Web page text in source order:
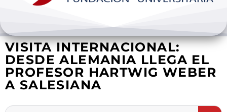
Internacionalización
Investigación
VISITA INTERNACIONAL:
DESDE ALEMANIA LLEGA EL
PROFESOR HARTWIG WEBER
A SALESIANA